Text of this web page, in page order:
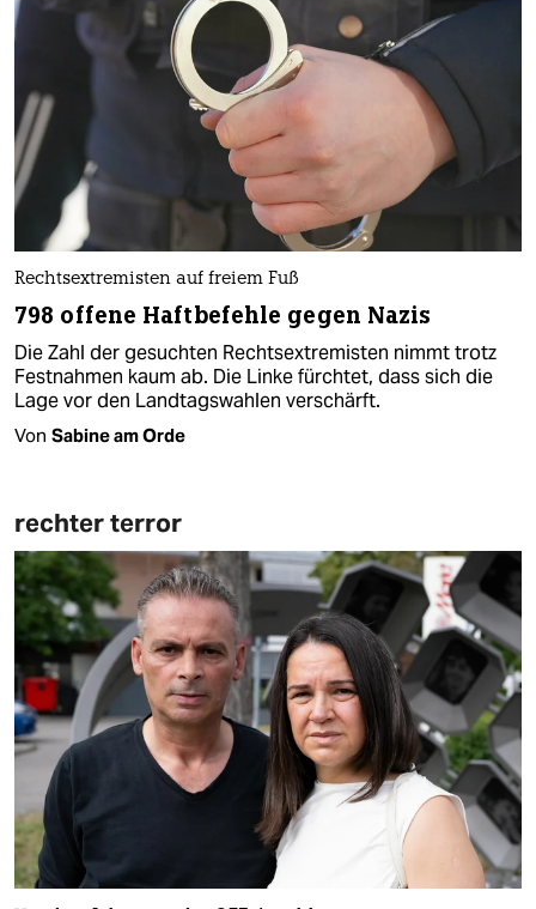
Rechtsextremisten auf freiem Fuß
798 offene Haftbefehle gegen Nazis
Die Zahl der gesuchten Rechtsextremisten nimmt trotz
Festnahmen kaum ab. Die Linke fürchtet, dass sich die
Lage vor den Landtagswahlen verschärft.
Von Sabine am Orde
rechter terror